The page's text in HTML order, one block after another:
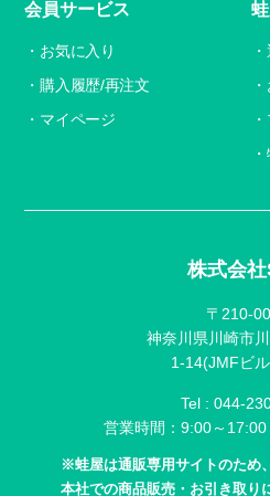
株式会
〒210-
神奈川県川崎市
1-14(JMFビ
Tel : 044-
営業時間：9:00～17:00
※蛙屋は通販専用サイトのため
本社での商品販売・お引き取り
会員サービス
お気に入り
購入履歴/再注文
マイページ